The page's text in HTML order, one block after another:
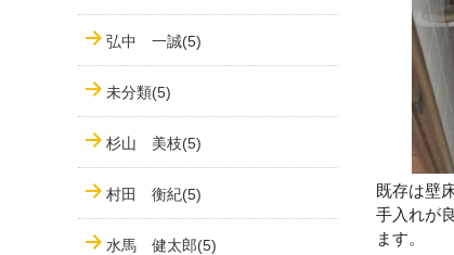
既存は壁
手入れが
ます。
弘中 一誠(5)
未分類(5)
杉山 美枝(5)
村田 衡紀(5)
水馬 健太郎(5)